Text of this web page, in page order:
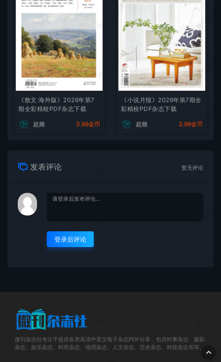
《散文·海外版》2026年第7
期全彩精校PDF杂志下载
超频 3.99金币
《小说月报》2026年第7期全
彩精校PDF杂志下载
超频 3.99金币
发表评论 暂无评论
登录后评论
微刊杂志社专注于提供各类高清中英文电子杂志PDF分享，包含时事杂志、摄影
杂志、娱乐杂志、时尚杂志、地理杂志、人文杂志、历史杂志、科技杂志等等。
微刊杂志社
微刊杂
微刊杂志社
微刊杂
微刊杂志社
微刊杂
微刊杂
微刊杂